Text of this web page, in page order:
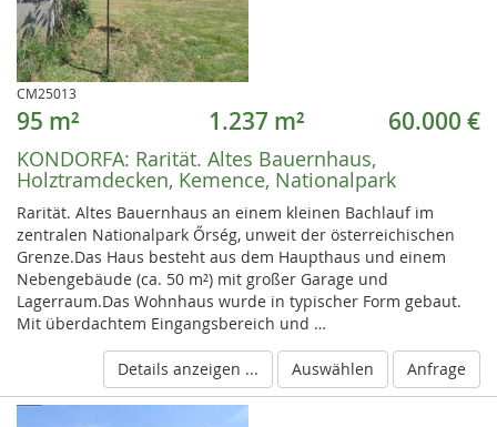
CM25013
95 m² 1.237 m² 60.000 €
KONDORFA: Rarität. Altes Bauernhaus,
Holztramdecken, Kemence, Nationalpark
Rarität. Altes Bauernhaus an einem kleinen Bachlauf im
zentralen Nationalpark Őrség, unweit der österreichischen
Grenze.Das Haus besteht aus dem Haupthaus und einem
Nebengebäude (ca. 50 m²) mit großer Garage und
Lagerraum.Das Wohnhaus wurde in typischer Form gebaut.
Mit überdachtem Eingangsbereich und …
Details anzeigen ... Auswählen Anfrage